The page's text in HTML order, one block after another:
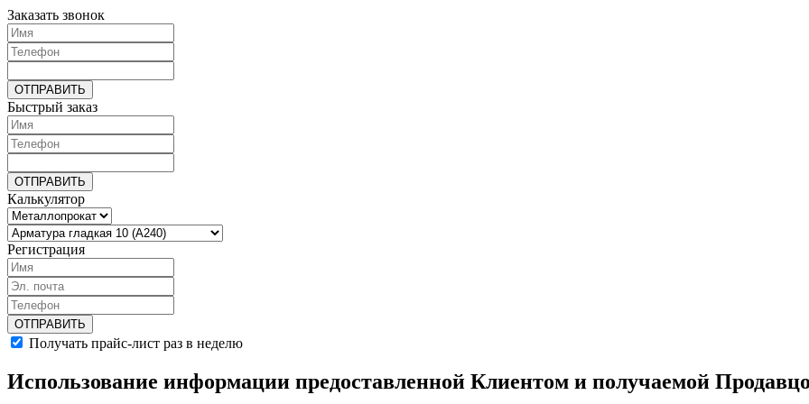
Заказать звонок
Быстрый заказ
Калькулятор
Регистрация
Получать прайс-лист раз в неделю
Использование информации предоставленной Клиентом и получаемой